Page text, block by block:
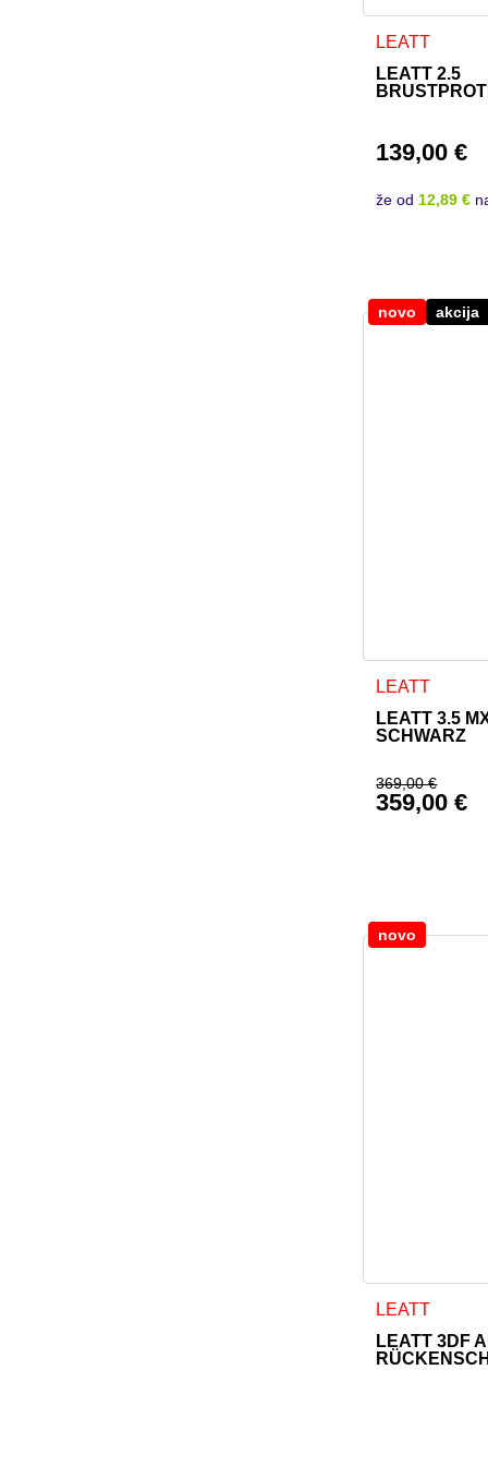
LEATT
LEATT 2.5
139,00€
že od12,89 €
novo akcija
LEATT
LEATT 3.5
SCHWARZ
369,00€
359,00€
Dieses
novo
LEATT
LEATT 3DF